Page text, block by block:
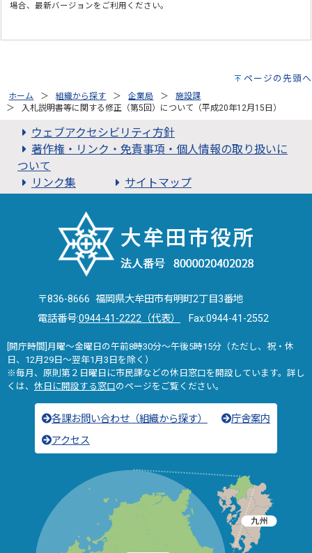
場合、最新バージョンをご利用ください。
ページの先頭へ
ホーム 組織から探す 企業局
施設課
入札説明書等に関する修正（第5回）について（平成20年12月15日）
ウェブアクセシビリティ方針
著作権・リンク・免責事項・個人情報の取り扱いに
ついて
リンク集
サイトマップ
〒836-8666 福岡県大牟田市有明町2丁目3番地
電話番号:0944-41-2222（代表） Fax:0944-41-2552
[開庁時間]月曜～金曜日の午前8時30分～午後5時15分（ただし、祝・休
日、12月29日～翌年1月3日を除く）
※毎月、原則第２日曜日に市民課などの休日窓口を開設しています。詳し
くは、 休日に開設する窓口のページをご覧ください。
各課お問い合わせ（組織から探す）
庁舎案内
アクセス